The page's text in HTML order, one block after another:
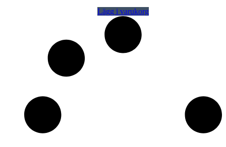
Lägg i varukorg